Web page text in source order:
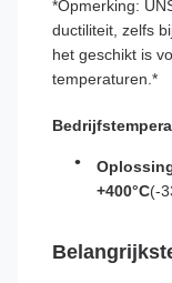
*Opmerking:
ductiliteit, zelfs
het geschikt is
temperaturen.*
+400°C(-